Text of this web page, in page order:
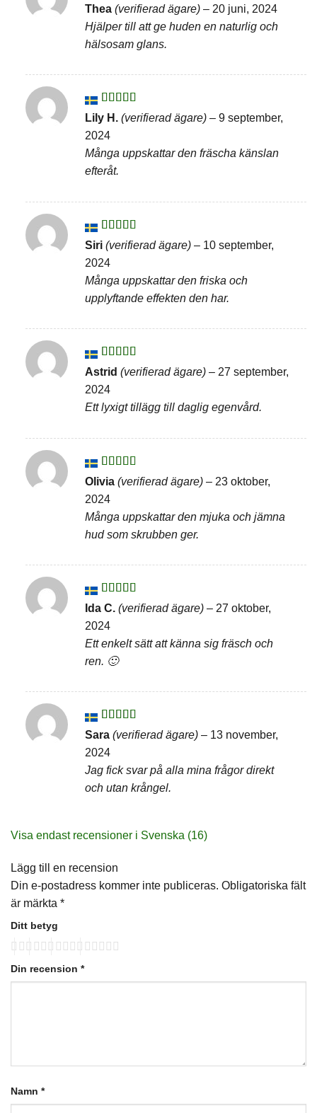
Betygsatt5
av 5
Thea (verifierad ägare) – 20 juni, 2024
Hjälper till att ge huden en naturlig och
hälsosam glans.
Betygsatt
4 av 5
Lily H. (verifierad ägare) – 9 september,
2024
Många uppskattar den fräscha känslan
efteråt.
Betygsatt
4av 5
Siri (verifierad ägare) – 10 september,
2024
Många uppskattar den friska och
upplyftande effekten den har.
Betygsatt5
av 5
Astrid (verifierad ägare) – 27 september,
2024
Ett lyxigt tillägg till daglig egenvård.
Betygsatt
3av 5
Olivia (verifierad ägare) – 23 oktober,
2024
Många uppskattar den mjuka och jämna
hud som skrubben ger.
Betygsatt5
av 5
Ida C. (verifierad ägare) – 27 oktober,
2024
Ett enkelt sätt att känna sig fräsch och
ren. 🙂
Betygsatt5
av 5
Sara (verifierad ägare) – 13 november,
2024
Jag fick svar på alla mina frågor direkt
och utan krångel.
Visa endast recensioner i Svenska (16)
Lägg till en recension
Din e-postadress kommer inte publiceras. Obligatoriska fält
är märkta *
Ditt betyg
Din recension *
Namn *